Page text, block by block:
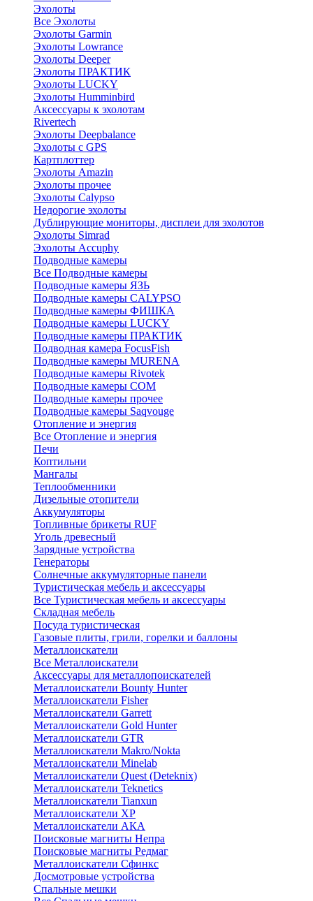
Эхолоты
Все Эхолоты
Эхолоты Garmin
Эхолоты Lowrance
Эхолоты Deeper
Эхолоты ПРАКТИК
Эхолоты LUCKY
Эхолоты Humminbird
Аксессуары к эхолотам
Rivertech
Эхолоты Deepbalance
Эхолоты с GPS
Картплоттер
Эхолоты Amazin
Эхолоты прочее
Эхолоты Calypso
Недорогие эхолоты
Дублирующие мониторы, дисплеи для эхолотов
Эхолоты Simrad
Эхолоты Accuphy
Подводные камеры
Все Подводные камеры
Подводные камеры ЯЗЬ
Подводные камеры CALYPSO
Подводные камеры ФИШКА
Подводные камеры LUCKY
Подводные камеры ПРАКТИК
Подводная камера FocusFish
Подводные камеры MURENA
Подводные камеры Rivotek
Подводные камеры СОМ
Подводные камеры прочее
Подводные камеры Saqvouge
Отопление и энергия
Все Отопление и энергия
Печи
Коптильни
Мангалы
Теплообменники
Дизельные отопители
Аккумуляторы
Топливные брикеты RUF
Уголь древесный
Зарядные устройства
Генераторы
Солнечные аккумуляторные панели
Туристическая мебель и аксессуары
Все Туристическая мебель и аксессуары
Складная мебель
Посуда туристическая
Газовые плиты, грили, горелки и баллоны
Металлоискатели
Все Металлоискатели
Аксессуары для металлопоискателей
Металлоискатели Bounty Hunter
Металлоискатели Fisher
Металлоискатели Garrett
Металлоискатели Gold Hunter
Металлоискатели GTR
Металлоискатели Makro/Nokta
Металлоискатели Minelab
Металлоискатели Quest (Deteknix)
Металлоискатели Teknetics
Металлоискатели Tianxun
Металлоискатели XP
Металлоискатели АКА
Поисковые магниты Непра
Поисковые магниты Редмаг
Металлоискатели Сфинкс
Досмотровые устройства
Спальные мешки